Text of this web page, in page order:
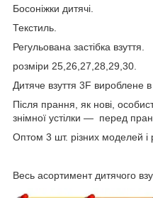
Босоніжки дитячі.
Текстиль.
Регульована застібка взуття.
розміри 25,26,27,28,29,30.
Дитяче взуття 3F вироблене
Після прання, як нові,
знімної устілки — перед
Оптом 3 шт. різних моделей і
Весь асортимент дитячого